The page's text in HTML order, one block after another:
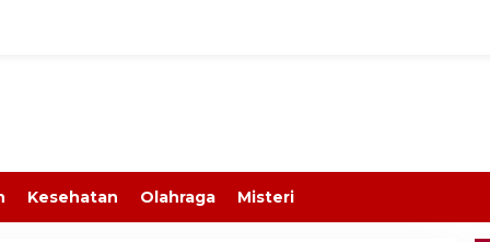
Kesehatan Olahraga Misteri